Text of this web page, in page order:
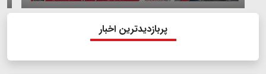
پربازدیدترین اخبار